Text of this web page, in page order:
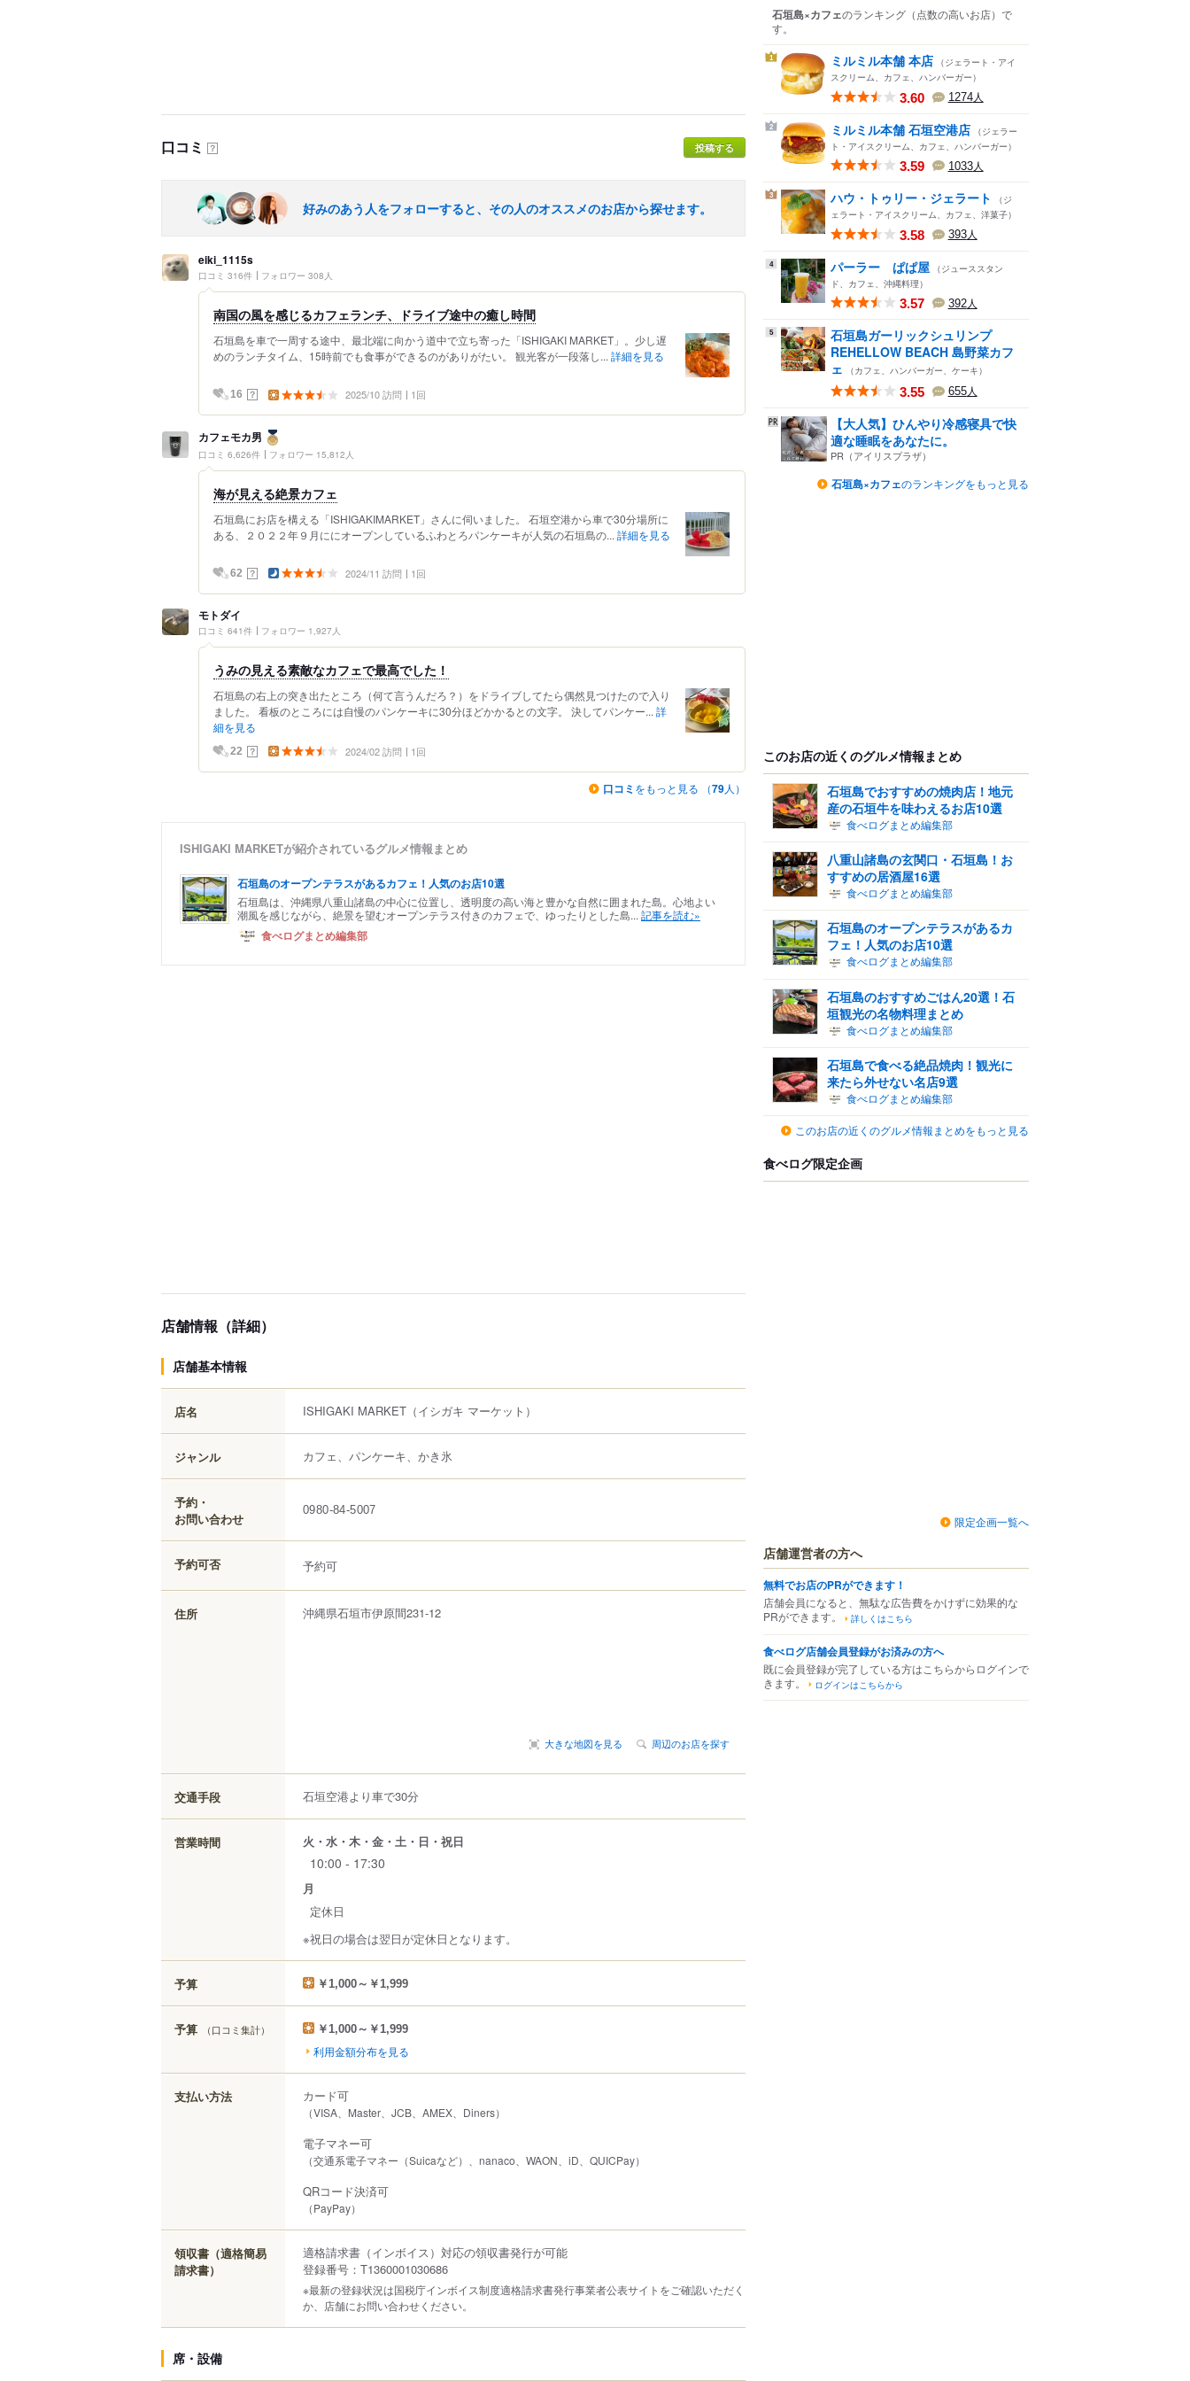
口コミ ？ 投稿する
好みのあう人をフォローすると、その人のオススメのお店から探せます。
eiki_1115s
口コミ 316件 フォロワー 308人
南国の風を感じるカフェランチ、ドライブ途中の癒し時間
石垣島を車で一周する途中、最北端に向かう道中で立ち寄った「ISHIGAKI MARKET」。少し遅
めのランチタイム、15時前でも食事ができるのがありがたい。 観光客が一段落し... 詳細を見る
16 ？ 2025/10 訪問 1回
カフェモカ男
口コミ 6,626件 フォロワー 15,812人
海が見える絶景カフェ
石垣島にお店を構える「ISHIGAKIMARKET」さんに伺いました。 石垣空港から車で30分場所に
ある、２０２２年９月ににオープンしているふわとろパンケーキが人気の石垣島の... 詳細を見る
62 ？ 2024/11 訪問 1回
モトダイ
口コミ 641件 フォロワー 1,927人
うみの見える素敵なカフェで最高でした！
石垣島の右上の突き出たところ（何て言うんだろ？）をドライブしてたら偶然見つけたので入り
ました。 看板のところには自慢のパンケーキに30分ほどかかるとの文字。 決してパンケー... 詳
細を見る
22 ？ 2024/02 訪問 1回
口コミ をもっと見る （79人）
ISHIGAKI MARKETが紹介されているグルメ情報まとめ
石垣島のオープンテラスがあるカフェ！人気のお店10選
石垣島は、沖縄県八重山諸島の中心に位置し、透明度の高い海と豊かな自然に囲まれた島。心地よい
潮風を感じながら、絶景を望むオープンテラス付きのカフェで、ゆったりとした島... 記事を読む»
食べログまとめ編集部
店舗情報（詳細）
店舗基本情報
店名 ISHIGAKI MARKET （イシガキ マーケット）
ジャンル カフェ、パンケーキ、かき氷
予約・
お問い合わせ
0980-84-5007
予約可否 予約可
住所 沖縄県石垣市伊原間231-12
大きな地図を見る 周辺のお店を探す
交通手段 石垣空港より車で30分
営業時間 火・水・木・金・土・日・祝日
10:00 - 17:30
月
定休日
※祝日の場合は翌日が定休日となります。
予算 ￥1,000～￥1,999
予算 （口コミ集計） ￥1,000～￥1,999
利用金額分布を見る
支払い方法 カード可
（VISA、Master、JCB、AMEX、Diners）
電子マネー可
（交通系電子マネー（Suicaなど）、nanaco、WAON、iD、QUICPay）
QRコード決済可
（PayPay）
領収書（適格簡易
請求書）
適格請求書（インボイス）対応の領収書発行が可能
登録番号：T1360001030686
※最新の登録状況は国税庁インボイス制度適格請求書発行事業者公表サイトをご確認いただく
か、店舗にお問い合わせください。
席・設備
石垣島×カフェのランキング （点数の高いお店） で
す。
1 ミルミル本舗 本店 （ジェラート・アイ
スクリーム、カフェ、ハンバーガー）
3.60 1274人
2 ミルミル本舗 石垣空港店 （ジェラー
ト・アイスクリーム、カフェ、ハンバーガー）
3.59 1033人
3 ハウ・トゥリー・ジェラート
（ジ
ェラート・アイスクリーム、カフェ、洋菓子）
3.58 393人
4 パーラー ぱぱ屋 （ジューススタン
ド、カフェ、沖縄料理）
3.57 392人
5
石垣島ガーリックシュリンプ
REHELLOW BEACH 島野菜カフ
ェ
（カフェ、ハンバーガー、ケーキ）
3.55 655人
【大人気】ひんやり冷感寝具で快
適な睡眠をあなたに。
PR（アイリスプラザ）
石垣島×カフェのランキングをもっと見る
このお店の近くのグルメ情報まとめ
石垣島でおすすめの焼肉店！地元
産の石垣牛を味わえるお店10選
食べログまとめ編集部
八重山諸島の玄関口・石垣島！お
すすめの居酒屋16選
食べログまとめ編集部
石垣島のオープンテラスがあるカ
フェ！人気のお店10選
食べログまとめ編集部
石垣島のおすすめごはん20選！石
垣観光の名物料理まとめ
食べログまとめ編集部
石垣島で食べる絶品焼肉！観光に
来たら外せない名店9選
食べログまとめ編集部
このお店の近くのグルメ情報まとめをもっと見る
食べログ限定企画
限定企画一覧へ
店舗運営者の方へ
無料でお店のPRができます！
店舗会員になると、無駄な広告費をかけずに効果的な
PRができます。
詳しくはこちら
食べログ店舗会員登録がお済みの方へ
既に会員登録が完了している方はこちらからログインで
きます。
ログインはこちらから